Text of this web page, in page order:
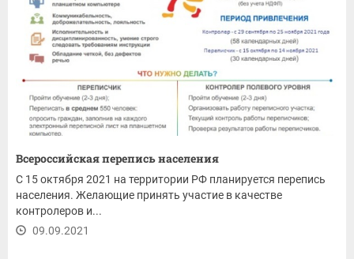
Всероссийская перепись населения
С 15 октября 2021 на территории РФ планируется перепись
населения. Желающие принять участие в качестве
контролеров и...
09.09.2021